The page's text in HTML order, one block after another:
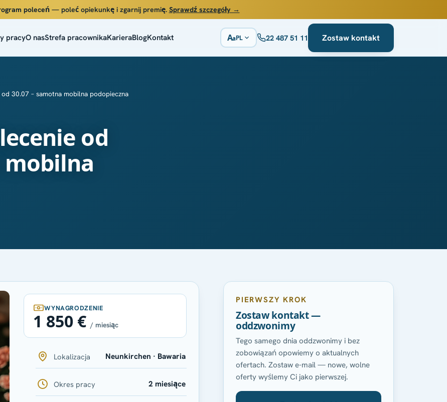
poleceń— poleć opiekunkę i zgarnij premię. Sprawdź szczegóły →
pracyO nasStrefa pracownikaKarieraBlogKontakt AaPL 22 487 51 11 Zostaw kontakt
od 30.07 – samotna mobilna podopieczna
od
mobilna
WYNAGRODZENIE
1 850 €/ miesiąc
Lokalizacja Neunkirchen · Bawaria
Okres pracy 2 miesiące
PIERWSZY KROK
Zostaw kontakt —
oddzwonimy
Tego samego dnia oddzwonimy i bez
zobowiązań opowiemy o aktualnych
ofertach. Zostaw e-mail — nowe, wolne
oferty wyślemy Ci jako pierwszej.